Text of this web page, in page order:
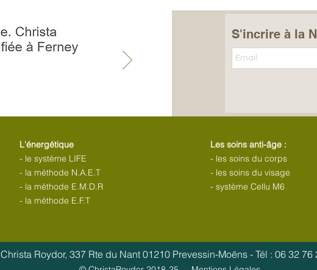
S'incrire à la
L'énergétique
- le système LIFE
- la méthode N.A.E.T
- la méthode E.M.D.R
- la méthode E.F.T
Les soins anti-âge :
- les soins du corps
- les soins du visage
- système Cellu M6
Christa Roydor, 337 Rte du Nant 01210 Prevessin-Moëns - Tél : 06 32 76